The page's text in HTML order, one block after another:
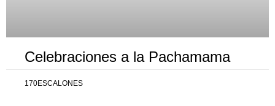
Celebraciones a la Pachamama
170ESCALONES